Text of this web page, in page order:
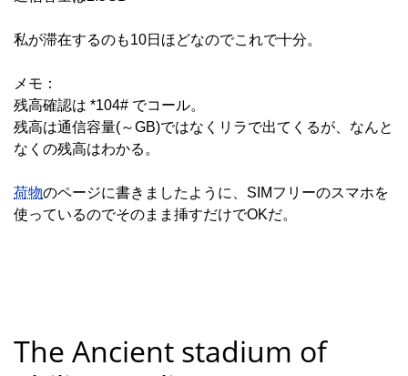
私が滞在するのも10日ほどなのでこれで十分。
メモ：
残高確認は *104# でコール。
残高は通信容量(～GB)ではなくリラで出てくるが、なんと
なくの残高はわかる。
荷物のページに書きましたように、SIMフリーのスマホを
使っているのでそのまま挿すだけでOKだ。
The Ancient stadium of